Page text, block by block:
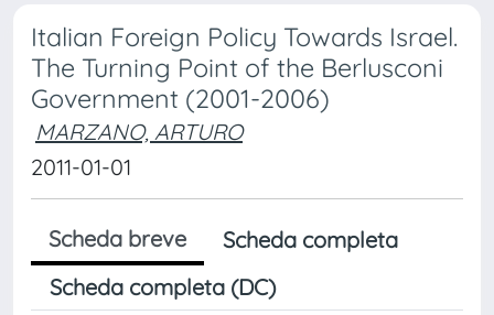
Italian Foreign Policy Towards Israel.
The Turning Point of the Berlusconi
Government (2001-2006)
MARZANO, ARTURO
2011-01-01
Scheda breve
Scheda completa
Scheda completa (DC)